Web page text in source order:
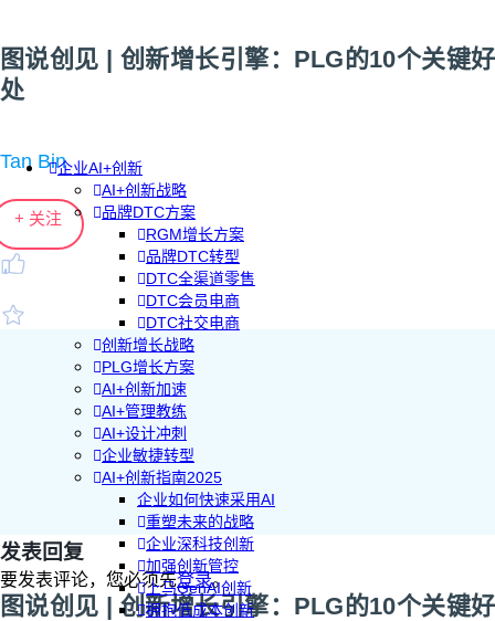
企业AI+创新
AI+创新战略
品牌DTC方案
RGM增长方案
品牌DTC转型
DTC全渠道零售
DTC会员电商
DTC社交电商
创新增长战略
PLG增长方案
AI+创新加速
AI+管理教练
AI+设计冲刺
企业敏捷转型
AI+创新指南2025
企业如何快速采用AI
重塑未来的战略
企业深科技创新
加强创新管控
上马GenAI创新
拥抱低成本创新
图说创见 | 创新增长引擎：PLG的10个关键好
处
Tan Bin
+ 关注
发表回复
要发表评论，您必须先登录。
图说创见 | 创新增长引擎：PLG的10个关键好